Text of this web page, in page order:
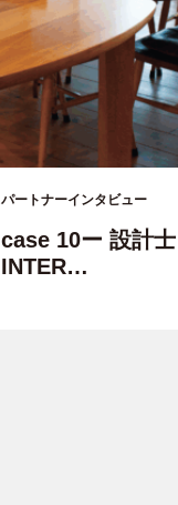
パートナーインタビュー
case 10ー 設
INTER…